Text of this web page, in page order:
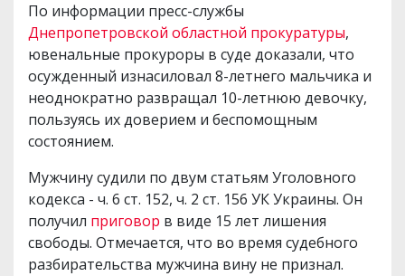
По информации пресс-службы
Днепропетровской областной прокуратуры,
ювенальные прокуроры в суде доказали, что
осужденный изнасиловал 8-летнего мальчика и
неоднократно развращал 10-летнюю девочку,
пользуясь их доверием и беспомощным
состоянием.
Мужчину судили по двум статьям Уголовного
кодекса - ч. 6 ст. 152, ч. 2 ст. 156 УК Украины. Он
получил приговор в виде 15 лет лишения
свободы. Отмечается, что во время судебного
разбирательства мужчина вину не признал.